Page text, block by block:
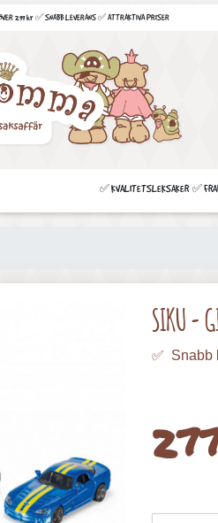
299 kr ✅ SNABB LEVERANS ✅ ATTRAKTIVA PRISER
✅ KVALITETSLEKSAKER ✅
SIKU -
✅ Snabb